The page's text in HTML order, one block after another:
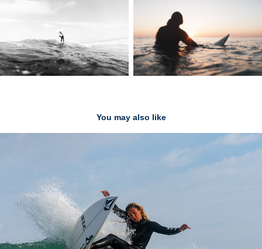
You may also like
Hina Conradi
2021